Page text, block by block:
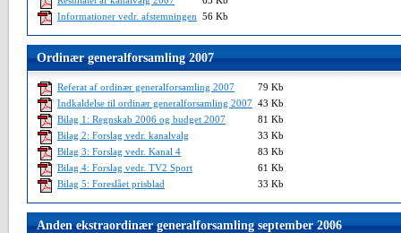
Informationer vedr. afstemningen 56 Kb
Ordinær generalforsamling 2007
Referat af ordinær generalforsamling 2007
79 Kb
Indkaldelse til ordinær generalforsamling 2007 43 Kb
Bilag 1: Regnskab 2006 og budget 2007
81 Kb
Bilag 2: Forslag vedr. kanalvalg
33 Kb
Bilag 3: Forslag vedr. Kanal 4
83 Kb
Bilag 4: Forslag vedr. TV2 Sport
61 Kb
Bilag 5: Foreslået prisblad
33 Kb
Anden ekstraordinær generalforsamling september 2006